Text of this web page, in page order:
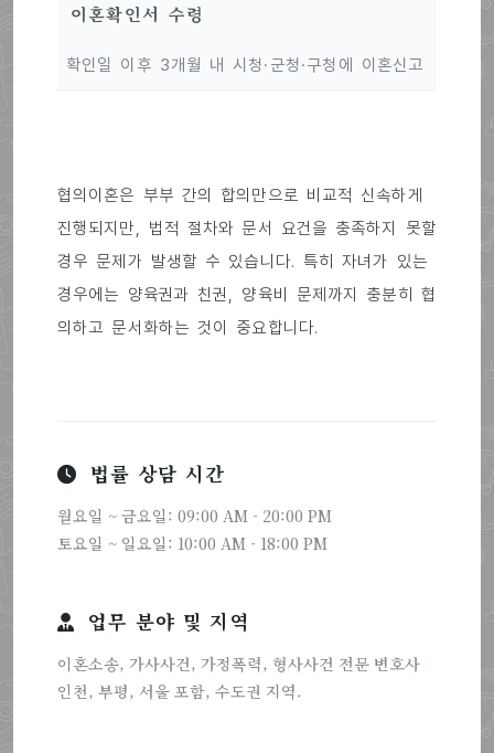
이혼확인서 수령
확인일 이후 3개월 내 시청·군청·구청에 이혼신고
협의이혼은 부부 간의 합의만으로 비교적 신속하게
진행되지만, 법적 절차와 문서 요건을 충족하지 못할
경우 문제가 발생할 수 있습니다. 특히 자녀가 있는
경우에는 양육권과 친권, 양육비 문제까지 충분히 협
의하고 문서화하는 것이 중요합니다.
법률 상담 시간
월요일 ~ 금요일: 09:00 AM - 20:00 PM
토요일 ~ 일요일: 10:00 AM - 18:00 PM
업무 분야 및 지역
이혼소송, 가사사건, 가정폭력, 형사사건 전문 변호사
인천, 부평, 서울 포함, 수도권 지역.